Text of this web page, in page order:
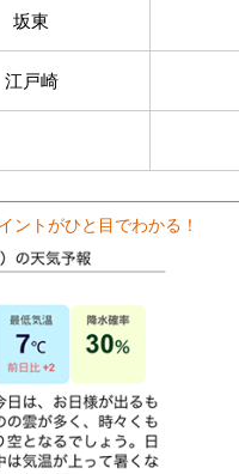
坂東
江戸崎
ントがひと目でわかる！